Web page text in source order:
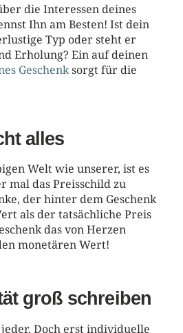
die Interessen deines
Ihn am Besten! Ist dein
Typ oder steht er
Erholung? Ein auf deinen
Geschenksorgt für die
alles
Welt wie unserer, ist es
mal das Preisschild zu
der hinter dem Geschenk
als der tatsächliche Preis
das von Herzen
monetären Wert!
groß schreiben
Doch erst individuelle